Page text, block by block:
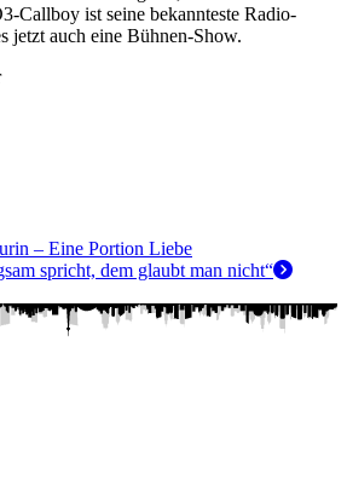
Callboy ist seine bekannteste Radio-
jetzt auch eine Bühnen-Show.
– Eine Portion Liebe
spricht, dem glaubt man nicht“